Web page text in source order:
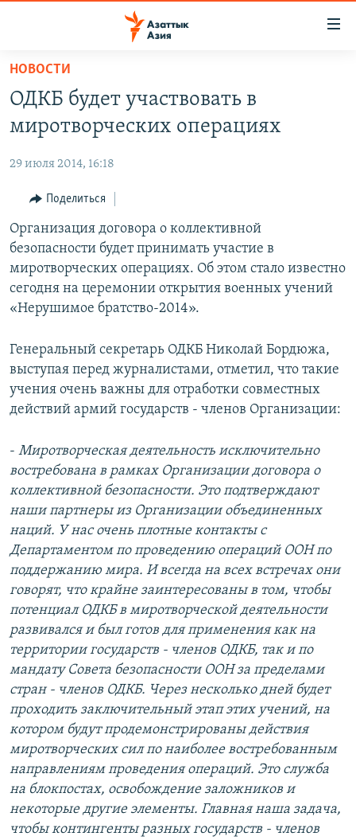
Вернуться
основному
содержанию
Вернутся
навигации
Вернутся
поиску
ЦЕНТРАЛЬНАЯ АЗИЯ
КАЗАХСТАН
УЗБЕКИСТАН
ТАДЖИКИСТАН
НОВОСТИ
ВОЙНА В УКРАИНЕ
НА ДРУГИХ ЯЗЫКАХ
ҚАЗАҚША
КЫРГЫЗЧА
ТОҶИКӢ
TÜRKMENÇE
Все сайты РСЕ/РС
НОВОСТИ
ОДКБ будет участвовать в
миротворческих операциях
29 июля 2014, 16:18
Поделиться
Организация договора о коллективной
безопасности будет принимать участие в
миротворческих операциях. Об этом стало известно
сегодня на церемонии открытия военных учений
«Нерушимое братство-2014».
Генеральный секретарь ОДКБ Николай Бордюжа,
выступая перед журналистами, отметил, что такие
учения очень важны для отработки совместных
действий армий государств - членов Организации:
- Миротворческая деятельность исключительно
востребована в рамках Организации договора о
коллективной безопасности. Это подтверждают
наши партнеры из Организации объединенных
наций. У нас очень плотные контакты с
Департаментом по проведению операций ООН по
поддержанию мира. И всегда на всех встречах они
говорят, что крайне заинтересованы в том, чтобы
потенциал ОДКБ в миротворческой деятельности
развивался и был готов для применения как на
территории государств - членов ОДКБ, так и по
мандату Совета безопасности ООН за пределами
стран - членов ОДКБ. Через несколько дней будет
проходить заключительный этап этих учений, на
котором будут продемонстрированы действия
миротворческих сил по наиболее востребованным
направлениям проведения операций. Это служба
на блокпостах, освобождение заложников и
некоторые другие элементы. Главная наша задача,
чтобы контингенты разных государств - членов